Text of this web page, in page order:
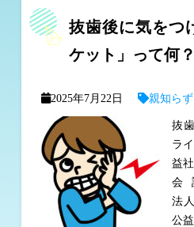
抜歯後に気をつ
ケット」って何？
2025年7月22日 親知らず
抜
ラ
益
会
法
公